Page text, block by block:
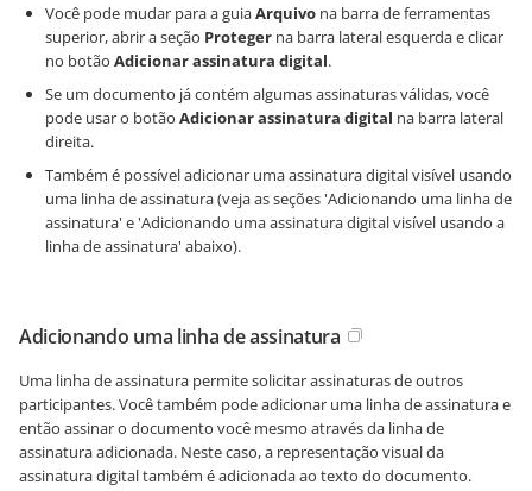
Você pode mudar para a guiaArquivo na barra de ferramentas
superior, abrir a seção Proteger na barra lateral esquerda e clicar
no botão Adicionar assinatura digital.
Se um documento já contém algumas assinaturas válidas, você
pode usar o botão Adicionar assinatura digital na barra lateral
direita.
Também é possível adicionar uma assinatura digital visível usando
uma linha de assinatura (veja as seções 'Adicionando uma linha de
assinatura' e 'Adicionando uma assinatura digital visível usando a
linha de assinatura' abaixo).
Adicionando uma linha de assinatura
Uma linha de assinatura permite solicitar assinaturas de outros
participantes. Você também pode adicionar uma linha de assinatura e
então assinar o documento você mesmo através da linha de
assinatura adicionada. Neste caso, a representação visual da
assinatura digital também é adicionada ao texto do documento.